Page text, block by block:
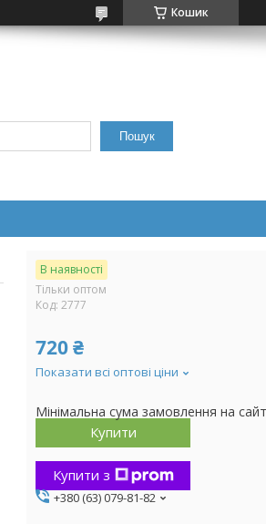
Кошик
Пошук
В наявності
Тільки оптом
Код: 2777
720 ₴
Показати всі оптові ціни
Мінімальна сума замовлення на
Купити
Купити з
+380 (63) 079-81-82